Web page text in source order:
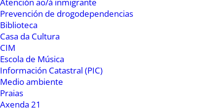
Prevención de drogodependencias
Biblioteca
Casa da Cultura
CIM
Escola de Música
Información Catastral (PIC)
Medio ambiente
Praias
Axenda 21
mesmo da Banda Municipal de Música de
Ribadeo para darlles á benvida aos indianos que
chegarán esa tarde á vila ribadense.
Os concelleiros de Cultura e Turismo, Pilar
Otero e Pablo Vizoso, explicaron que “ao longo
dos tres días do Ribadeo Indiano teremos moita
música en diferentes recunchos da nosa vila